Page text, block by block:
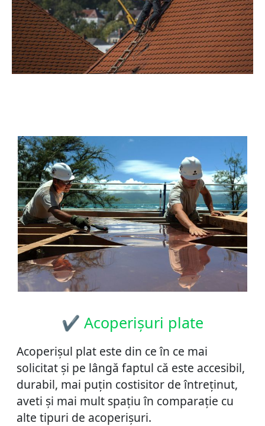
✔ Acoperișuri plate
Acoperișul plat este din ce în ce mai
solicitat și pe lângă faptul că este accesibil,
durabil, mai puțin costisitor de întreținut,
aveti și mai mult spațiu în comparație cu
alte tipuri de acoperișuri.